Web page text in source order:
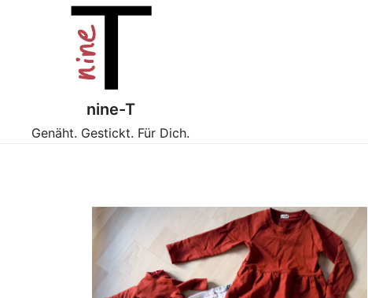
nine-T
Genäht. Gestickt. Für Dich.